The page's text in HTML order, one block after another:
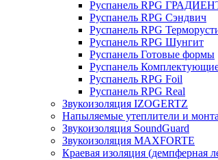
Руспанель RPG
Руспанель RPG Сэндвич
Руспанель RPG
Руспанель RPG Шунгит
Руспанель Готовые формы
Руспанель
Руспанель RPG Foil
Руспанель RPG Real
Звукоизоляция IZOGERTZ
Напыляемые утеплители и
Звукоизоляция SoundGuard
Звукоизоляция MAXFORTE
Краевая изоляция (демпферная